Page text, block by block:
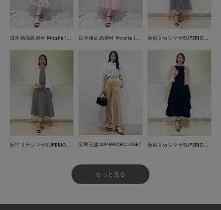
広島三越SUPERIORCLOSET
もっと見る